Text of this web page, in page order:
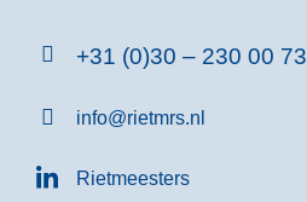
+31 (0)30 – 230 00 73
info@rietmrs.nl
Rietmeesters